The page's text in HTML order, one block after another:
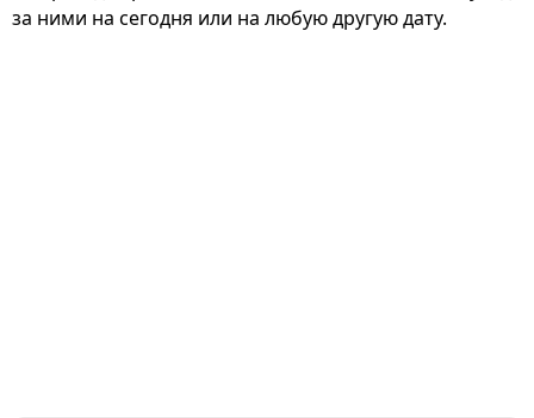
за ними на сегодня или на любую другую дату.